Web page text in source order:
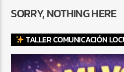
TITLE
SORRY, NOTHING HERE
TALLER COMUNICACIÓN